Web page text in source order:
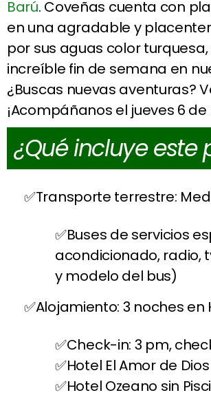
Barú. Coveñas cuenta con
en una agradable y
por sus aguas color
increíble fin de semana en
¿Buscas nuevas aventuras?
¡Acompáñanos el jueves 6
¿Qué incluye este
Transporte terrestre:
Buses de servicios
acondicionado, radio,
y modelo del bus)
Alojamiento: 3 noches
Check-in: 3 pm,
Hotel El Amor de
Hotel Ozeano sin